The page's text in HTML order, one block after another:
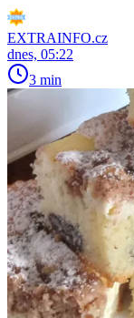
EXTRAINFO.cz
dnes, 05:22
3 min